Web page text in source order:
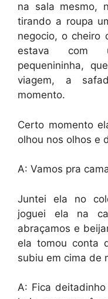
na sala mesmo,
tirando a roupa
negocio, o cheiro
estava com
pequenininha,
viagem, a
momento.
Certo momento
olhou nos olhos e
A: Vamos pra
Juntei ela no
joguei ela na
abraçamos e
ela tomou conta
subiu em cima de
A: Fica